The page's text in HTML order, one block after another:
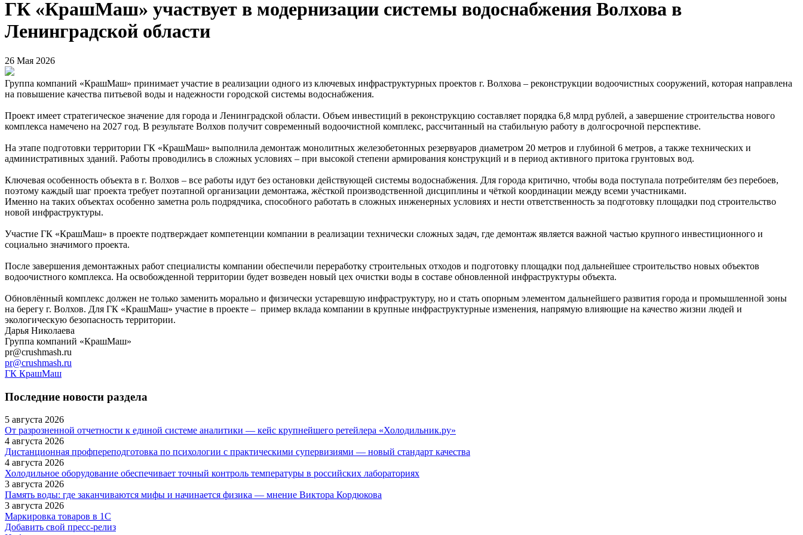
ГК «КрашМаш» участвует в модернизации системы водоснабжения Волхова в
Ленинградской области
26 Мая 2026
Группа компаний «КрашМаш» принимает участие в реализации одного из ключевых инфраструктурных проектов г. Волхова – реконструкции водоочистных сооружений, которая направлена
на повышение качества питьевой воды и надежности городской системы водоснабжения.
Проект имеет стратегическое значение для города и Ленинградской области. Объем инвестиций в реконструкцию составляет порядка 6,8 млрд рублей, а завершение строительства нового
комплекса намечено на 2027 год. В результате Волхов получит современный водоочистной комплекс, рассчитанный на стабильную работу в долгосрочной перспективе.
На этапе подготовки территории ГК «КрашМаш» выполнила демонтаж монолитных железобетонных резервуаров диаметром 20 метров и глубиной 6 метров, а также технических и
административных зданий. Работы проводились в сложных условиях – при высокой степени армирования конструкций и в период активного притока грунтовых вод.
Ключевая особенность объекта в г. Волхов – все работы идут без остановки действующей системы водоснабжения. Для города критично, чтобы вода поступала потребителям без перебоев,
поэтому каждый шаг проекта требует поэтапной организации демонтажа, жёсткой производственной дисциплины и чёткой координации между всеми участниками.
Именно на таких объектах особенно заметна роль подрядчика, способного работать в сложных инженерных условиях и нести ответственность за подготовку площадки под строительство
новой инфраструктуры.
Участие ГК «КрашМаш» в проекте подтверждает компетенции компании в реализации технически сложных задач, где демонтаж является важной частью крупного инвестиционного и
социально значимого проекта.
После завершения демонтажных работ специалисты компании обеспечили переработку строительных отходов и подготовку площадки под дальнейшее строительство новых объектов
водоочистного комплекса. На освобожденной территории будет возведен новый цех очистки воды в составе обновленной инфраструктуры объекта.
Обновлённый комплекс должен не только заменить морально и физически устаревшую инфраструктуру, но и стать опорным элементом дальнейшего развития города и промышленной зоны
на берегу г. Волхов. Для ГК «КрашМаш» участие в проекте – пример вклада компании в крупные инфраструктурные изменения, напрямую влияющие на качество жизни людей и
экологическую безопасность территории.
Дарья Николаева
Группа компаний «КрашМаш»
pr@crushmash.ru
pr@crushmash.ru
ГК КрашМаш
Последние новости раздела
5 августа 2026
От разрозненной отчетности к единой системе аналитики — кейс крупнейшего ретейлера «Холодильник.ру»
4 августа 2026
Дистанционная профпереподготовка по психологии с практическими супервизиями — новый стандарт качества
4 августа 2026
Холодильное оборудование обеспечивает точный контроль температуры в российских лабораториях
3 августа 2026
Память воды: где заканчиваются мифы и начинается физика — мнение Виктора Кордюкова
3 августа 2026
Маркировка товаров в 1С
Добавить свой пресс-релиз